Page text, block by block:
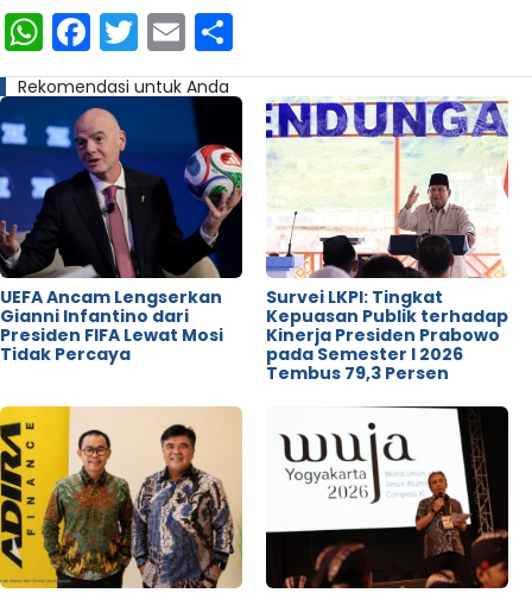
WhatsApp
Facebook
Twitter
Email
Rekomendasi untuk Anda
UEFA Ancam Lengserkan
Gianni Infantino dari
Presiden FIFA Lewat Mosi
Tidak Percaya
Survei LKPI: Tingkat
Kepuasan Publik terhadap
Kinerja Presiden Prabowo
pada Semester I 2026
Tembus 79,3 Persen